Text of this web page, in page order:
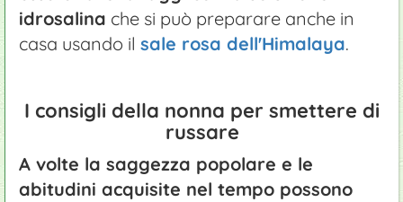
idrosalina che si può preparare anche in
casa usando il sale rosa dell'Himalaya.
I consigli della nonna per smettere di
russare
A volte la saggezza popolare e le
abitudini acquisite nel tempo possono